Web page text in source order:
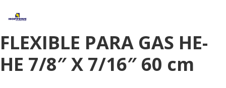
FLEXIBLE PARA GAS HE-
HE 7/8″ X 7/16″ 60 cm